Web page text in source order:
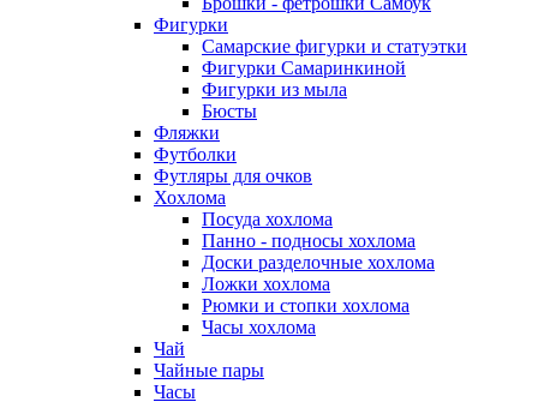
Фигурки
Самарские фигурки и статуэтки
Фигурки Самаринкиной
Фигурки из мыла
Бюсты
Фляжки
Футболки
Футляры для очков
Хохлома
Посуда хохлома
Панно - подносы хохлома
Доски разделочные хохлома
Ложки хохлома
Рюмки и стопки хохлома
Часы хохлома
Чай
Чайные пары
Часы